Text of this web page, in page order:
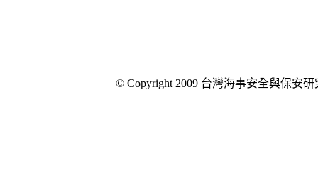
© Copyright 2009 台灣海事安全與保安研